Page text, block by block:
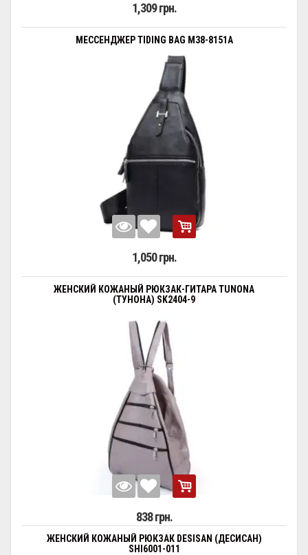
1,309 грн.
МЕССЕНДЖЕР TIDING BAG M38-8151A
1,050 грн.
ЖЕНСКИЙ КОЖАНЫЙ РЮКЗАК-ГИТАРА TUNONA
(ТУНОНА) SK2404-9
838 грн.
ЖЕНСКИЙ КОЖАНЫЙ РЮКЗАК DESISAN (ДЕСИСАН)
SHI6001-011